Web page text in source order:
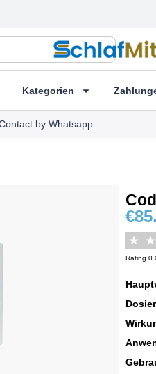
Kategorien
by Whatsapp
€
Rating